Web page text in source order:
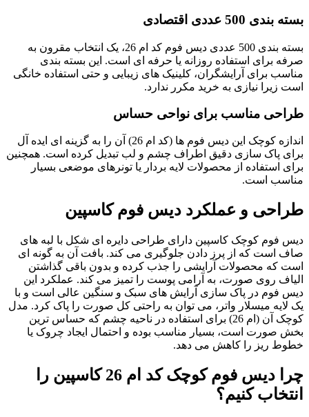
بسته بندی 500 عددی اقتصادی
بسته بندی 500 عددی دیس فوم کد ام 26، یک انتخاب مقرون به
صرفه برای استفاده روزانه یا حرفه ای است. این بسته بندی
مناسب برای آرایشگران، کلینیک های زیبایی و حتی استفاده خانگی
است زیرا نیازی به خرید مکرر ندارد.
طراحی مناسب برای نواحی حساس
اندازه کوچک این دیس فوم ها (کد ام 26) آن را به گزینه ای ایده آل
برای پاک سازی دقیق اطراف چشم و لب تبدیل کرده است. همچنین
برای استفاده از محصولات لایه بردار یا تونرهای موضعی بسیار
مناسب است.
طراحی و عملکرد دیس فوم کاسپین
دیس فوم کوچک کاسپین دارای طراحی دایره ای شکل با لبه های
صاف است که از پرز دادن جلوگیری می کند. بافت آن به گونه ای
است که محصولات آرایشی را جذب کرده و بدون باقی گذاشتن
الیاف روی صورت، به آرامی پوست را تمیز می کند. عملکرد این
دیس فوم در پاک سازی آرایش های سبک و سنگین عالی است و با
یک لایه میسلار واتر، می توان به راحتی کل صورت را پاک کرد. مدل
کوچک آن (ام 26) برای استفاده در ناحیه چشم که حساس ترین
بخش صورت است، بسیار مناسب بوده و احتمال ایجاد چروک یا
خطوط ریز را کاهش می دهد.
چرا دیس فوم کوچک کد ام 26 کاسپین را
انتخاب کنیم؟